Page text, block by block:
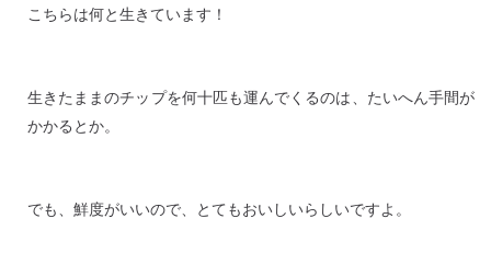
こちらは何と生きています！
生きたままのチップを何十匹も運んでくるのは、たいへん手間が
かかるとか。
でも、鮮度がいいので、とてもおいしいらしいですよ。